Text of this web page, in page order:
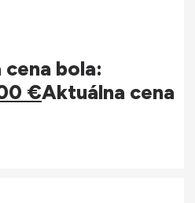
cena bola:
€Aktuálna cena